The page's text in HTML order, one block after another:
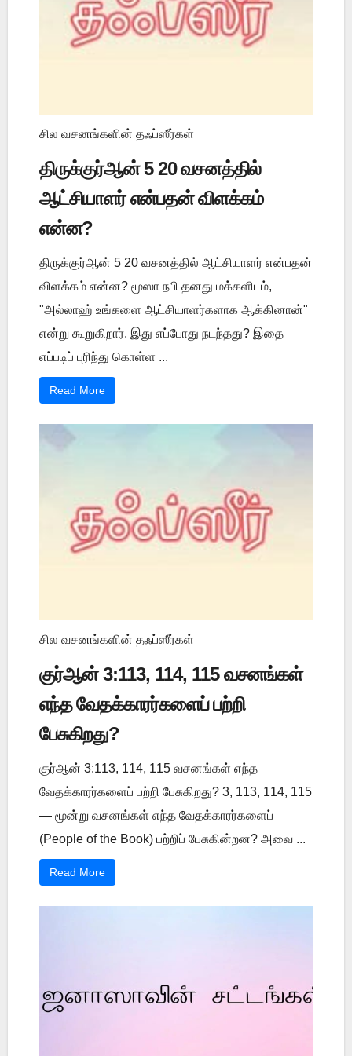
சில வசனங்களின் தஃப்ஸீர்கள்
திருக்குர்ஆன் 5 20 வசனத்தில்
ஆட்சியாளர் என்பதன் விளக்கம்
என்ன?
திருக்குர்ஆன் 5 20 வசனத்தில் ஆட்சியாளர் என்பதன்
விளக்கம் என்ன? மூஸா நபி தனது மக்களிடம்,
"அல்லாஹ் உங்களை ஆட்சியாளர்களாக ஆக்கினான்"
என்று கூறுகிறார். இது எப்போது நடந்தது? இதை
எப்படிப் புரிந்து கொள்ள ...
Read More
சில வசனங்களின் தஃப்ஸீர்கள்
குர்ஆன் 3:113, 114, 115 வசனங்கள்
எந்த வேதக்காரர்களைப் பற்றி
பேசுகிறது?
குர்ஆன் 3:113, 114, 115 வசனங்கள் எந்த
வேதக்காரர்களைப் பற்றி பேசுகிறது? 3, 113, 114, 115
— மூன்று வசனங்கள் எந்த வேதக்காரர்களைப்
(People of the Book) பற்றிப் பேசுகின்றன? அவை ...
Read More